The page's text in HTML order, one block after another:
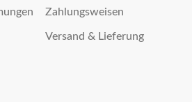
Zahlungsweisen
Versand & Lieferung